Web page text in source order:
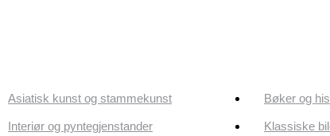
Asiatisk kunst og stammekunst Bøker og
Interiør og pyntegjenstander Klassiske